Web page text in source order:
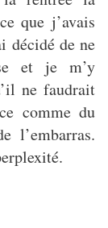
que j’avais
décidé de ne
et je m’y
ne faudrait
comme du
l’embarras.